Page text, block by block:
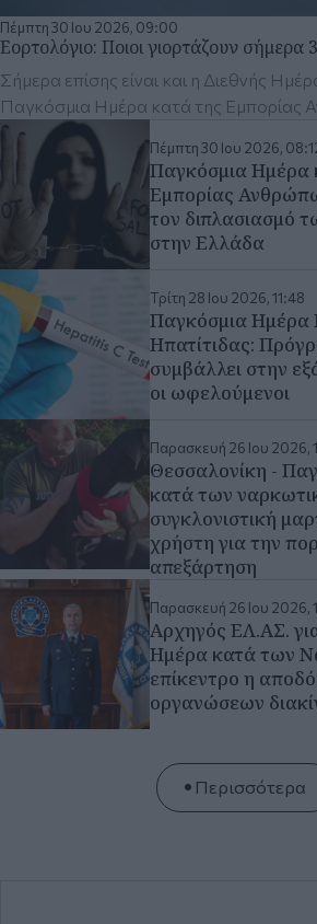
τον διπλασιασμό
στην Ελλάδα
Τρίτη 28 Ιου 2026, 11:48
Παγκόσμια Ημέρα
Ηπατίτιδας:
συμβάλλει στην
οι ωφελούμενοι
Παρασκευή 26 Ιου 2026,
Θεσσαλονίκη -
κατά των
συγκλονιστική
χρήστη για την
απεξάρτηση
Παρασκευή 26 Ιου 2026,
Ημέρα κατά των
επίκεντρο η
οργανώσεων
σου